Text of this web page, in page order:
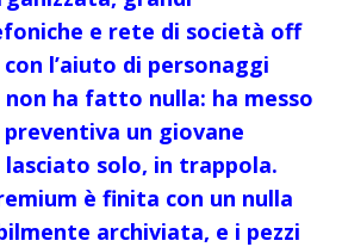
e rete di società off
l’aiuto di personaggi
ha fatto nulla: ha messo
un giovane
lasciato solo, in trappola.
è finita con un nulla
archiviata, e i pezzi